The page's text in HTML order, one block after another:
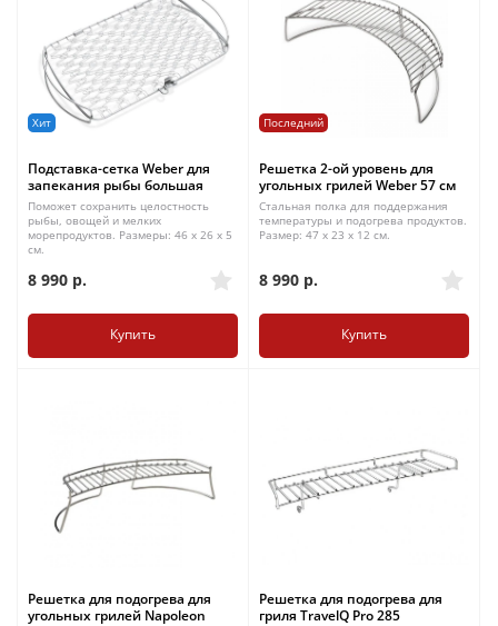
Хит
Подставка-сетка Weber для
запекания рыбы большая
Поможет сохранить целостность
рыбы, овощей и мелких
морепродуктов. Размеры: 46 x 26 x 5
см.
8 990 р.
Купить
Последний
Решетка 2-ой уровень для
угольных грилей Weber 57 см
Стальная полка для поддержания
температуры и подогрева продуктов.
Размер: 47 x 23 x 12 см.
8 990 р.
Купить
Решетка для подогрева для
угольных грилей Napoleon
Решетка для подогрева для
гриля TravelQ Pro 285